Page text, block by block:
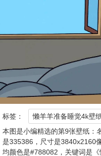
标签：
懒羊羊准备睡觉4k壁
本图是小编精选的第9张壁纸：
是335386，尺寸是3840x2160
均颜色是#788082，关键词是